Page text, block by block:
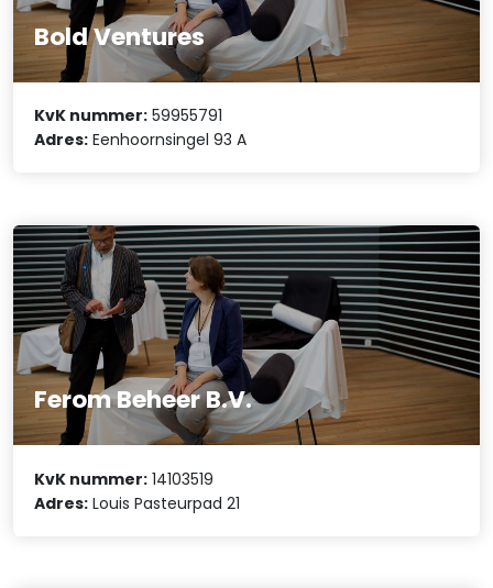
Bold Ventures
KvK nummer: 59955791
Adres: Eenhoornsingel 93 A
Ferom Beheer B.V.
KvK nummer: 14103519
Adres: Louis Pasteurpad 21